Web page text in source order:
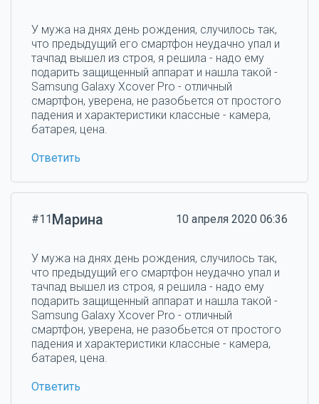
У мужа на днях день рождения, случилось так,
что предыдущий его смартфон неудачно упал и
тачпад вышел из строя, я решила - надо ему
подарить защищенный аппарат и нашла такой -
Samsung Galaxy Xcover Pro - отличный
смартфон, уверена, не разобьется от простого
падения и характеристики классные - камера,
батарея, цена.
Ответить
#11Марина 10 апреля 2020 06:36
У мужа на днях день рождения, случилось так,
что предыдущий его смартфон неудачно упал и
тачпад вышел из строя, я решила - надо ему
подарить защищенный аппарат и нашла такой -
Samsung Galaxy Xcover Pro - отличный
смартфон, уверена, не разобьется от простого
падения и характеристики классные - камера,
батарея, цена.
Ответить